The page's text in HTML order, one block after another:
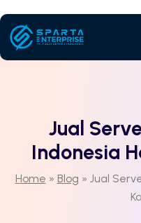
Jual
Indonesia
Home » Blog » Jual